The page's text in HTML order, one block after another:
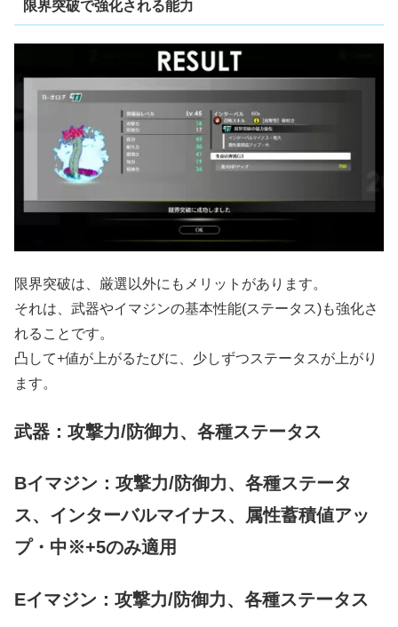
限界突破で強化される能力
限界突破は、厳選以外にもメリットがあります。
それは、武器やイマジンの基本性能(ステータス)も強化さ
れることです。
凸して+値が上がるたびに、少しずつステータスが上がり
ます。
武器：攻撃力/防御力、各種ステータス
Bイマジン：攻撃力/防御力、各種ステータ
ス、インターバルマイナス、属性蓄積値アッ
プ・中※+5のみ適用
Eイマジン：攻撃力/防御力、各種ステータス